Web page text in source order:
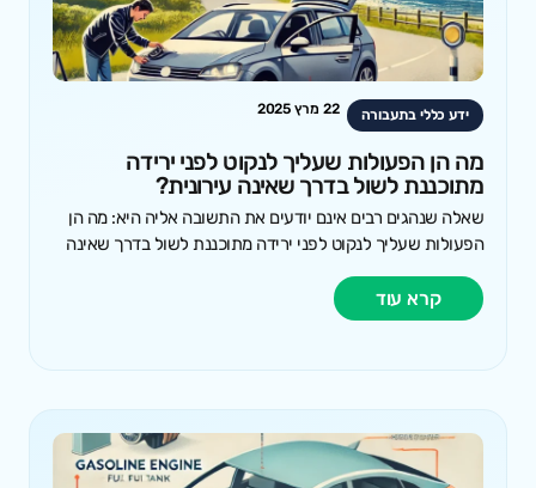
ידע כללי בתעבורה 22 מרץ 2025
מה הן הפעולות שעליך לנקוט לפני ירידה
מתוכננת לשול בדרך שאינה עירונית?
שאלה שנהגים רבים אינם יודעים את התשובה אליה היא: מה הן
הפעולות שעליך לנקוט לפני ירידה מתוכננת לשול בדרך שאינה
קרא עוד